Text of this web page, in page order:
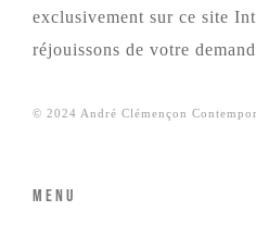
exclusivement sur ce site
réjouissons de votre
© 2024 André Clémençon
Menu